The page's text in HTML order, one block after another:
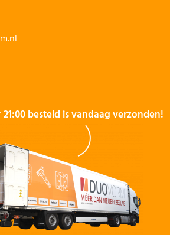
besteld is vandaag verzonden!